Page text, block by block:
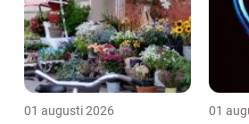
01 augusti 2026 01